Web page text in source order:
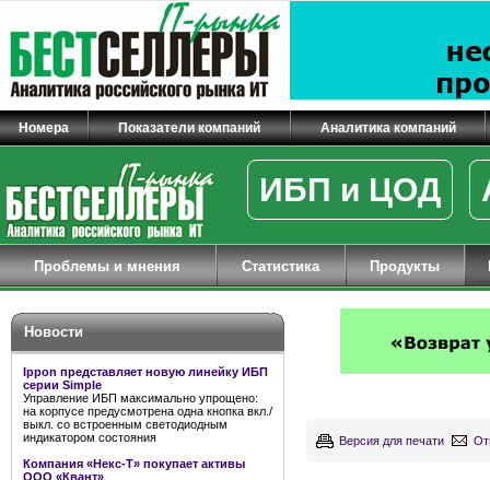
Номера Показатели компаний Аналитика компаний
ИБП и ЦОД
Проблемы и мнения Статистика Продукты
Новости
Ippon представляет новую линейку ИБП
серии Simple
Управление ИБП максимально упрощено:
на корпусе предусмотрена одна кнопка вкл./
выкл. со встроенным светодиодным
индикатором состояния
Компания «Некс-Т» покупает активы
ООО «Квант»
Версия для печати